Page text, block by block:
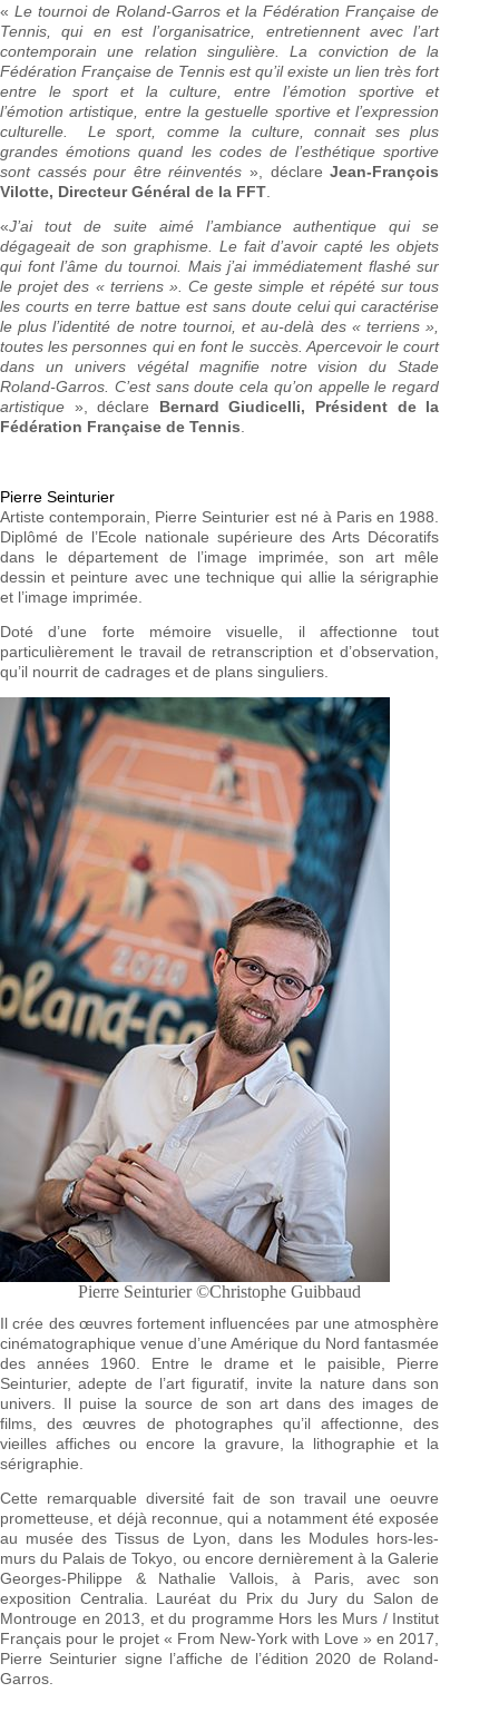
«Le tournoi de Roland-Garros et la Fédération Française de
Tennis, qui en est l’organisatrice, entretiennent avec l’art
contemporain une relation singulière. La conviction de la
Fédération Française de Tennis est qu’il existe un lien très fort
entre le sport et la culture, entre l’émotion sportive et
l’émotion artistique, entre la gestuelle sportive et l’expression
culturelle. Le sport, comme la culture, connait ses plus
grandes émotions quand les codes de l’esthétique sportive
sont cassés pour être réinventés », déclareJean-François
Vilotte, Directeur Général de la FFT
«J’ai tout de suite aimé l’ambiance authentique qui se
dégageait de son graphisme. Le fait d’avoir capté les objets
qui font l’âme du tournoi. Mais j’ai immédiatement flashé sur
le projet des « terriens ». Ce geste simple et répété sur tous
les courts en terre battue est sans doute celui qui caractérise
le plus l’identité de notre tournoi, et au-delà des « terriens »,
toutes les personnes qui en font le succès. Apercevoir le court
dans un univers végétal magnifie notre vision du Stade
Roland-Garros. C’est sans doute cela qu’on appelle le regard
artistique », déclare Bernard Giudicelli, Président de la
Fédération Française de Tennis.
Pierre Seinturier
Artiste contemporain, Pierre Seinturier est né à Paris en 1988.
Diplômé de l’Ecole nationale supérieure des Arts Décoratifs
dans le département de l’image imprimée, son art mêle
dessin et peinture avec une technique qui allie la sérigraphie
et l’image imprimée.
Doté d’une forte mémoire visuelle, il affectionne tout
particulièrement le travail de retranscription et d’observation,
qu’il nourrit de cadrages et de plans singuliers.
Pierre Seinturier ©Christophe Guibbaud
Il crée des œuvres fortement influencées par une atmosphère
cinématographique venue d’une Amérique du Nord fantasmée
des années 1960. Entre le drame et le paisible, Pierre
Seinturier, adepte de l’art figuratif, invite la nature dans son
univers. Il puise la source de son art dans des images de
films, des œuvres de photographes qu’il affectionne, des
vieilles affiches ou encore la gravure, la lithographie et la
sérigraphie.
Cette remarquable diversité fait de son travail une oeuvre
prometteuse, et déjà reconnue, qui a notamment été exposée
au musée des Tissus de Lyon, dans les Modules hors-les-
murs du Palais de Tokyo, ou encore dernièrement à la Galerie
Georges-Philippe & Nathalie Vallois, à Paris, avec son
exposition Centralia. Lauréat du Prix du Jury du Salon de
Montrouge en 2013, et du programme Hors les Murs / Institut
Français pour le projet « From New-York with Love » en 2017,
Pierre Seinturier signe l’affiche de l’édition 2020 de Roland-
Garros.